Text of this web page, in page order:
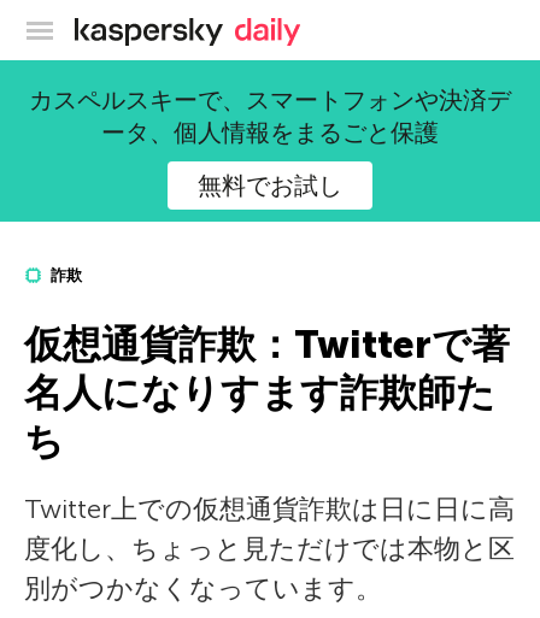
カスペルスキー公式ブログ
カスペルスキーで、スマートフォンや決済デ
ータ、個人情報をまるごと保護
無料でお試し
詐欺
仮想通貨詐欺：Twitterで著
名人になりすます詐欺師た
ち
Twitter上での仮想通貨詐欺は日に日に高
度化し、ちょっと見ただけでは本物と区
別がつかなくなっています。